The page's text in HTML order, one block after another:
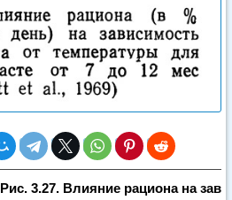
Рис. 3.27. Влияние рациона на